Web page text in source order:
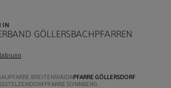
IN
GÖLLERSBACHPFARREN
PFARRE BREITENWAIDAPFARRE GÖLLERSDORF
PFARRE SONNBERG